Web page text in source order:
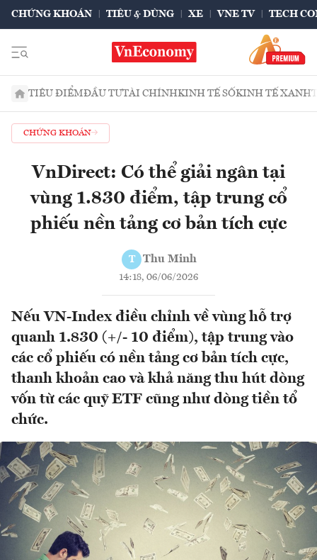
CHỨNG KHOÁN TIÊU & DÙNG XE VNE TV TECH
TIÊU ĐIỂMĐẦU TƯTÀI CHÍNHKINH TẾ SỐKINH TẾ XANH
CHỨNG KHOÁN
VnDirect: Có thể giải ngân tại
vùng 1.830 điểm, tập trung cổ
phiếu nền tảng cơ bản tích cực
T Thu Minh
14:18, 06/06/2026
Nếu VN-Index điều chỉnh về vùng hỗ trợ
quanh 1.830 (+/- 10 điểm), tập trung vào
các cổ phiếu có nền tảng cơ bản tích cực,
thanh khoản cao và khả năng thu hút dòng
vốn từ các quỹ ETF cũng như dòng tiền tổ
chức.